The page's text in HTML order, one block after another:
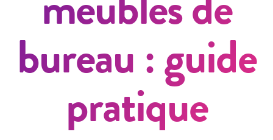
bureau : guide
pratique